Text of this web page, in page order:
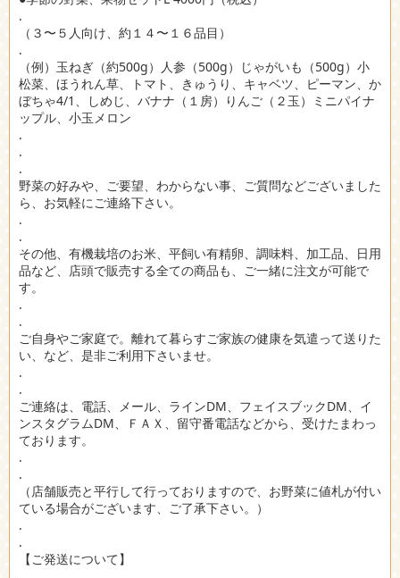
.
（３〜５人向け、約１４〜１６品目）
.
（例）玉ねぎ（約500g）人参（500g）じゃがいも（500g）小
松菜、ほうれん草、トマト、きゅうり、キャベツ、ピーマン、か
ぼちゃ4/1、しめじ、バナナ（１房）りんご（２玉）ミニパイナ
ップル、小玉メロン
.
.
.
野菜の好みや、ご要望、わからない事、ご質問などございました
ら、お気軽にご連絡下さい。
.
.
その他、有機栽培のお米、平飼い有精卵、調味料、加工品、日用
品など、店頭で販売する全ての商品も、ご一緒に注文が可能で
す。
.
.
ご自身やご家庭で。離れて暮らすご家族の健康を気遣って送りた
い、など、是非ご利用下さいませ。
.
.
ご連絡は、電話、メール、ラインDM、フェイスブックDM、イ
ンスタグラムDM、ＦＡＸ、留守番電話などから、受けたまわっ
ております。
.
.
（店舗販売と平行して行っておりますので、お野菜に値札が付い
ている場合がございます、ご了承下さい。）
.
.
【ご発送について】